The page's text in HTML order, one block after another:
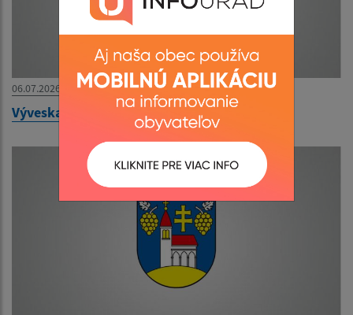
06.07.2026
Výveska Materská škola Šrobárová